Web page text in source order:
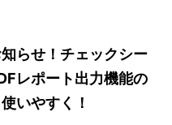
らせ！チェックシー
レポート出力機能の
いやすく！